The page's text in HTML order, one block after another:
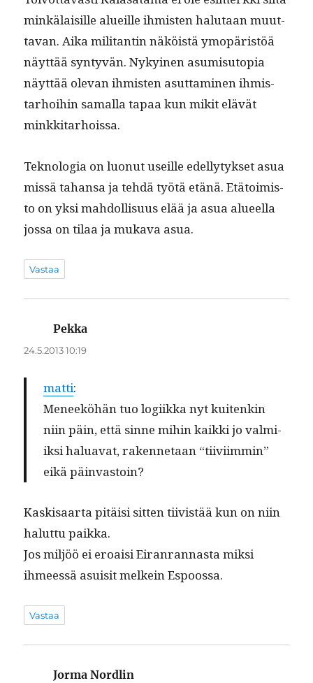
minkälaisille alueille ihmis­ten halu­taan muut­
ta­van. Aika mil­i­tan­tin näköistä ymopäristöä
näyt­tää syn­tyvän. Nykyi­nen asum­isu­topia
näyt­tää ole­van ihmis­ten asut­ta­mi­nen ihmis­
tarhoi­hin samal­la tapaa kun mik­it elävät
minkkitarhoissa.
Teknolo­gia on luonut useille edel­ly­tyk­set asua
mis­sä tahansa ja tehdä työtä etänä. Etä­toimis­
to on yksi mah­dol­lisu­us elää ja asua alueel­la
jos­sa on tilaa ja muka­va asua.
Vastaa
Pekka
24.5.2013 10:19
mat­ti:
Meneeköhän tuo logi­ik­ka nyt kuitenkin
niin päin, että sinne mihin kaik­ki jo valmi­
ik­si halu­a­vat, raken­netaan “tiivi­im­min”
eikä päinvastoin?
Kask­isaar­ta pitäisi sit­ten tiivistää kun on niin
halut­tu paikka.
Jos miljöö ei eroaisi Eiran­ran­nas­ta mik­si
ihmeessä asu­isit melkein Espoossa.
Vastaa
Jorma Nordlin